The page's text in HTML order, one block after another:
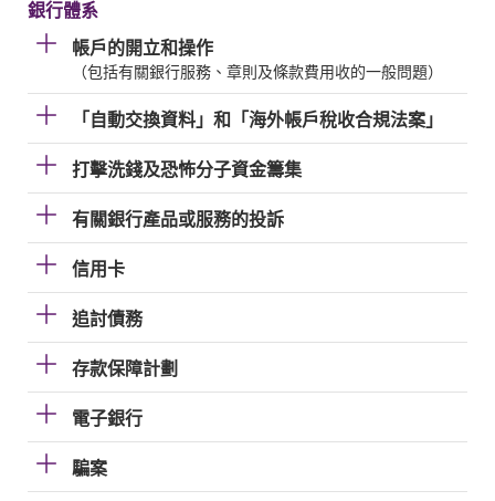
銀行體系
帳戶的開立和操作
（包括有關銀行服務、章則及條款費用收的一般問題）
「自動交換資料」和「海外帳戶稅收合規法案」
打擊洗錢及恐怖分子資金籌集
有關銀行產品或服務的投訴
信用卡
追討債務
存款保障計劃
電子銀行
騙案